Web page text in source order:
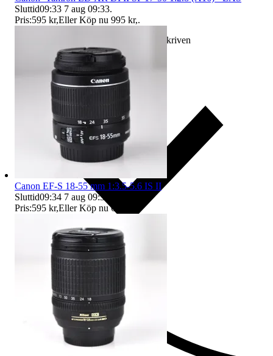
Ersättning om varan inte är som beskriven
Ersättning om du inte får din vara
Sluttid09:33 7 aug 09:33.
Pris:595 kr,Eller Köp nu 995 kr,.
Canon EF-S 18-55 mm 1:3.5-5.6 IS II
Sluttid09:34 7 aug 09:34
Pris:595 kr,Eller Köp nu 650 kr